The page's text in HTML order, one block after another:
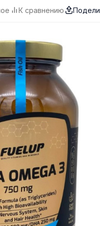
К сравнению